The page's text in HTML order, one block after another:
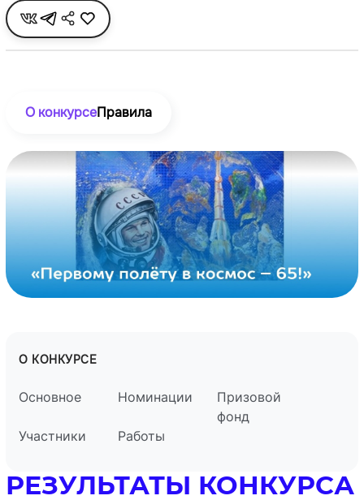
О конкурсеПравила
О КОНКУРСЕ
Основное Номинации
Призовой
фонд
Участники
Работы
РЕЗУЛЬТАТЫ КОНКУРСА